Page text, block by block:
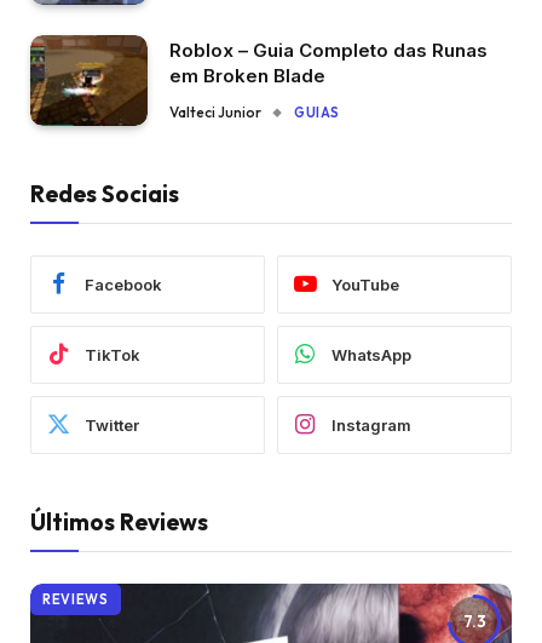
Roblox – Guia Completo das Runas
em Broken Blade
Valteci Junior GUIAS
Redes Sociais
Facebook YouTube
TikTok WhatsApp
Twitter Instagram
Últimos Reviews
7.3
REVIEWS